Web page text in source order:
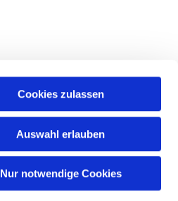
Cookies zulassen
Auswahl erlauben
Nur notwendige Cookies